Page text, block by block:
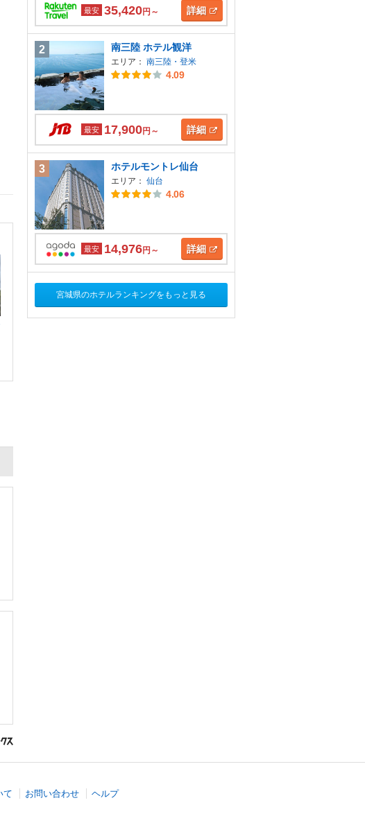
最安 35,420円～ 詳細
2 南三陸 ホテル観洋
エリア： 南三陸・登米
4.09
最安 17,900円～ 詳細
3 ホテルモントレ仙台
エリア： 仙台
4.06
最安 14,976円～ 詳細
宮城県のホテルランキングをもっと見る
て お問い合わせ ヘルプ